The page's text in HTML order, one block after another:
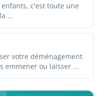
c'est toute une
...
votre déménagement
emmener ou laisser ...